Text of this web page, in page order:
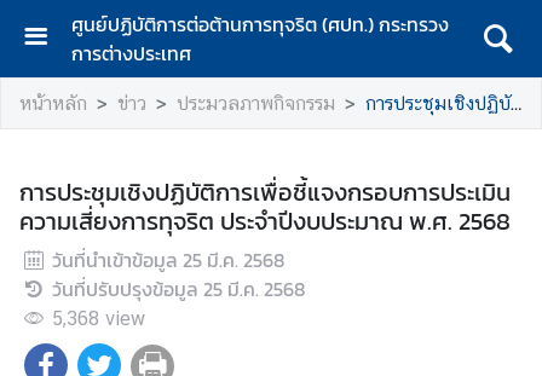
ศูนย์ปฏิบัติการต่อต้านการทุจริต (ศปท.) กระทรวง
การต่างประเทศ
ห
น้
ร
ก
เ
กี่
ย
ว
หน้าหลัก ข่าว ประมวลภาพกิจกรรม การประชุมเชิงปฏิบัติการเพื่อชี้แจงกรอบการประเมินความเสี่ยงการทุจริต ประจำปีงบประมาณ พ.ศ. 2568
การประชุมเชิงปฏิบัติการเพื่อชี้แจงกรอบการประเมิน
ความเสี่ยงการทุจริต ประจำปีงบประมาณ พ.ศ. 2568
วันที่นำเข้าข้อมูล 25 มี.ค. 2568
วันที่ปรับปรุงข้อมูล 25 มี.ค. 2568
5,368 view